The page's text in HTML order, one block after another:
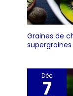
Graines de
Déc
7